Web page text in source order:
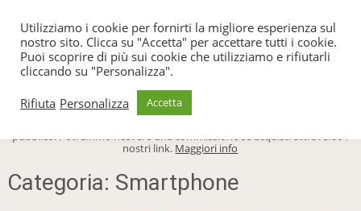
TecnoFacile
Menu
pubblico. Potremmo ricevere una commissione se acquisti attraverso i
nostri link. Maggiori info
Categoria: Smartphone
Utilizziamo i cookie per fornirti la migliore esperienza sul
nostro sito. Clicca su "Accetta" per accettare tutti i cookie.
Puoi scoprire di più sui cookie che utilizziamo e rifiutarli
cliccando su "Personalizza".
Rifiuta Personalizza Accetta